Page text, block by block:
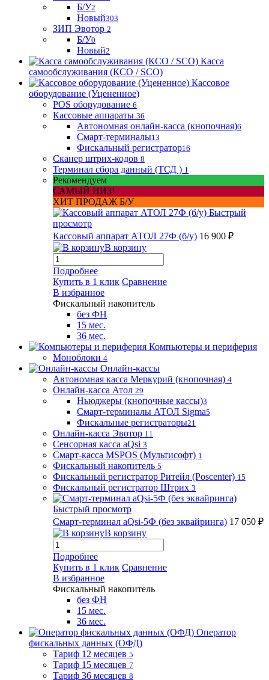
Б/У2
Новый303
ЗИП Эвотор 2
Б/У0
Новый2
Касса
самообслуживания (КСО / SCO)
Кассовое
оборудование (Уцененное)
POS оборудование 6
Кассовые аппараты 36
Автономная онлайн-касса (кнопочная)6
Смарт-терминалы13
Фискальный регистратор16
Сканер штрих-кодов 8
Терминал сбора данный (ТСД ) 1
Рекомендуем
САМЫЙ НИЗ!
ХИТ ПРОДАЖ Б/У
Быстрый
просмотр
Кассовый аппарат АТОЛ 27Ф (б/у) 16 900 ₽
В корзину
Подробнее
Купить в 1 клик Сравнение
В избранное
Фискальный накопитель
без ФН
15 мес.
36 мес.
Компьютеры и периферия
Моноблоки 4
Онлайн-кассы
Автономная касса Меркурий (кнопочная) 4
Онлайн-касса Атол 29
Ньюджеры (кнопочные кассы)3
Смарт-терминалы АТОЛ Sigma5
Фискальные регистраторы21
Онлайн-касса Эвотор 11
Сенсорная касса aQsi 3
Смарт-касса MSPOS (Мультисофт) 1
Фискальный накопитель 5
Фискальный регистратор Ритейл (Poscenter) 15
Фискальный регистратор Штрих 3
Быстрый просмотр
Смарт-терминал aQsi-5Ф (без эквайринга) 17 050 ₽
В корзину
Подробнее
Купить в 1 клик Сравнение
В избранное
Фискальный накопитель
без ФН
15 мес.
36 мес.
Оператор
фискальных данных (ОФД)
Тариф 12 месяцев 5
Тариф 15 месяцев 7
Тариф 36 месяцев 8